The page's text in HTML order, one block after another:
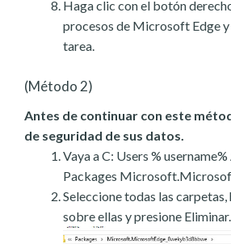
Haga clic con el botón
procesos de Microsoft Edge
tarea.
(Método 2)
Antes de continuar con este
de seguridad de sus datos.
Vaya a C: Users %
Packages
Seleccione todas las
sobre ellas y presione Eliminar.